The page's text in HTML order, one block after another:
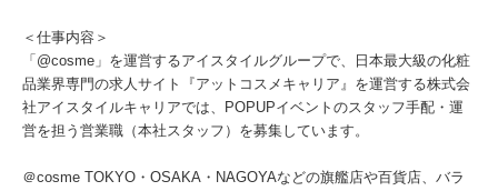
＜仕事内容＞
「@cosme」を運営するアイスタイルグループで、日本最大級の化粧
品業界専門の求人サイト『アットコスメキャリア』を運営する株式会
社アイスタイルキャリアでは、POPUPイベントのスタッフ手配・運
営を担う営業職（本社スタッフ）を募集しています。
＠cosme TOKYO・OSAKA・NAGOYAなどの旗艦店や百貨店、バラ